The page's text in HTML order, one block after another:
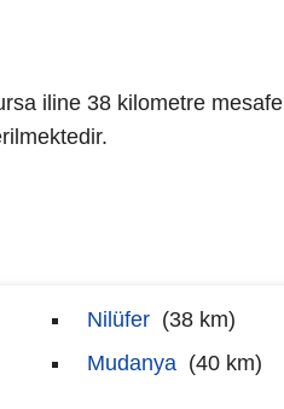
iline 38 kilometre mesafe
Nilüfer (38 km)
Mudanya (40 km)